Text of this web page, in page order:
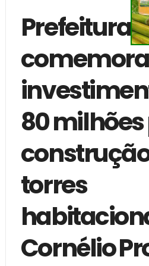
Prefeitura
comemora
80
construção
torres
Cornélio